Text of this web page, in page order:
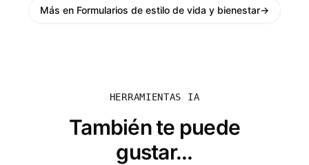
Más en Formularios de estilo de vida y bienestar→
HERRAMIENTAS IA
También te puede
gustar...